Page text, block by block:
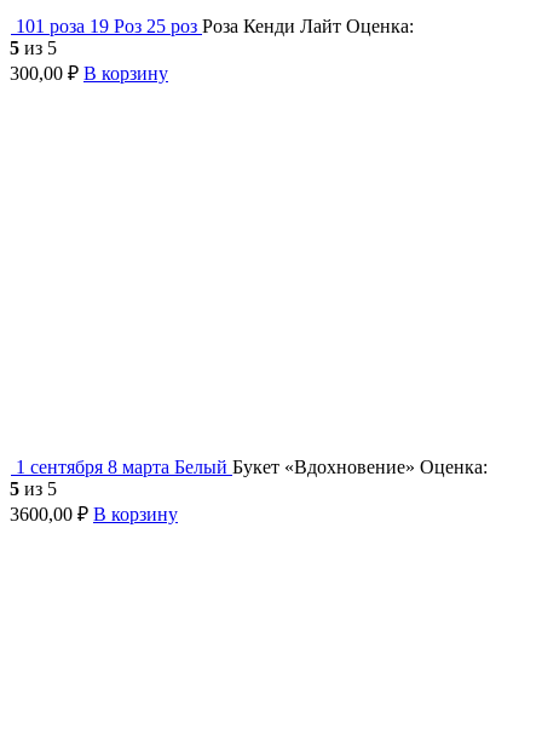
101 роза 19 Роз 25 роз Роза Кенди Лайт Оценка:
5 из 5
300,00 ₽ В корзину
1 сентября 8 марта Белый Букет «Вдохновение» Оценка:
5 из 5
3600,00 ₽ В корзину